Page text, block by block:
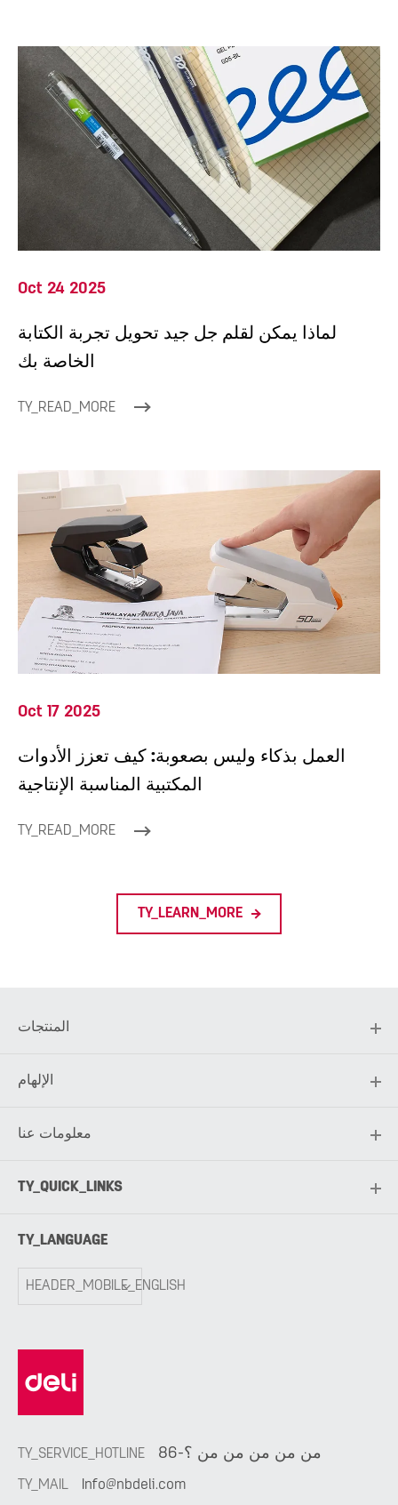
Oct 24 2025
لماذا يمكن لقلم جل جيد تحويل تجربة الكتابة
الخاصة بك
TY_READ_MORE
Oct 17 2025
العمل بذكاء وليس بصعوبة: كيف تعزز الأدوات
المكتبية المناسبة الإنتاجية
TY_READ_MORE
TY_LEARN_MORE
المنتجات
الإلهام
معلومات عنا
TY_QUICK_LINKS
TY_LANGUAGE
HEADER_MOBILE_ENGLISH
TY_SERVICE_HOTLINE 86-من من من من من ؟
TY_MAIL Info@nbdeli.com